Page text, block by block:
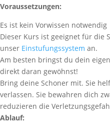
Voraussetzungen:
Es ist kein Vorwissen notwendig
Dieser Kurs ist geeignet für die
unser Einstufungssystem an.
Am besten bringst du dein
direkt daran gewöhnst!
Bring deine Schoner mit. Sie
verlassen. Sie bewahren dich
reduzieren die
Ablauf: